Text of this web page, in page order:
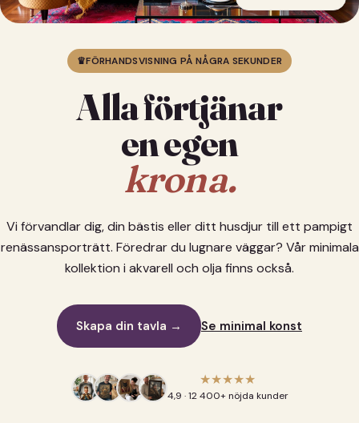
♛FÖRHANDSVISNING PÅ NÅGRA SEKUNDER
Alla förtjänar
en egen
krona.
Vi förvandlar dig, din bästis eller ditt husdjur till ett pampigt
renässansporträtt. Föredrar du lugnare väggar? Vår minimala
kollektion i akvarell och olja finns också.
Skapa din tavla → Se minimal konst
★★★★★
4,9 · 12 400+ nöjda kunder